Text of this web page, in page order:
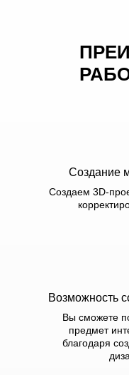
Создание
Создаем 3D-
Возможность
Вы сможете
предмет
благодаря